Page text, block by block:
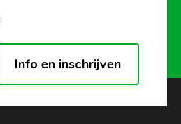
Info en inschrijven